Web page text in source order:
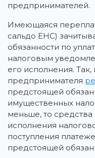
предпринимателей.
Имеющаяся
сальдо ЕНС)
обязанности по
налоговым
его исполнения.
предпринимателя
предстоящей
имущественных
меньше, то средства
исполнения
поступления
предстоящей